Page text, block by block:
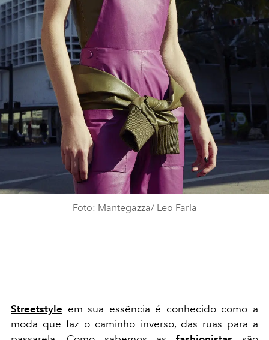
Foto: Mantegazza/ Leo Faria
Streetstyle em sua essência é conhecido como a
moda que faz o caminho inverso, das ruas para a